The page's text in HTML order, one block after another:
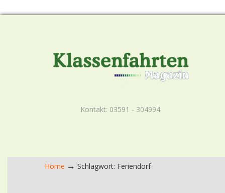
Kontakt: 03591 - 304994
Home → Schlagwort: Feriendorf